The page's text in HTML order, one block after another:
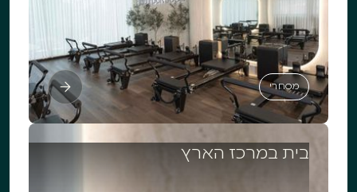
מסחרי
מסחרי
בית במרכז הארץ